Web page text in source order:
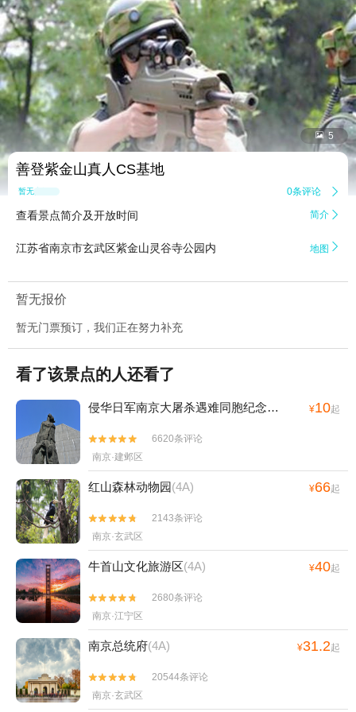
 5
善登紫金山真人CS基地
暂无点评 0条评论 
查看景点简介及开放时间 简介 
江苏省南京市玄武区紫金山灵谷寺公园内 地图 
暂无报价
暂无门票预订，我们正在努力补充
看了该景点的人还看了
侵华日军南京大屠杀遇难同胞纪念馆 ¥10起


6620条评论
南京·建邺区
红山森林动物园(4A) ¥66起


2143条评论
南京·玄武区
牛首山文化旅游区(4A) ¥40起


2680条评论
南京·江宁区
南京总统府(4A) ¥31.2起


20544条评论
南京·玄武区
